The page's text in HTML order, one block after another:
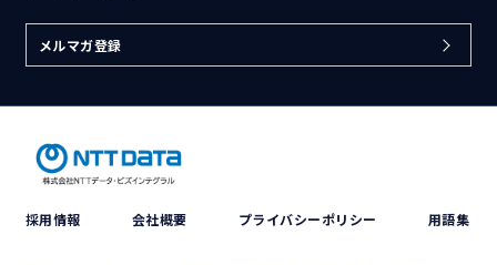
メルマガ登録
採用情報 会社概要 プライバシーポリシー 用語集